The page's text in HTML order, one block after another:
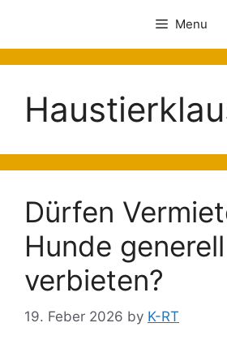
Menu
Dürfen
Hunde generell
verbieten?
19. Feber 2026 by K-RT